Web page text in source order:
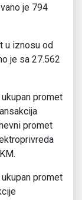
je 794
u iznosu od
je sa 27.562
promet
promet
promet